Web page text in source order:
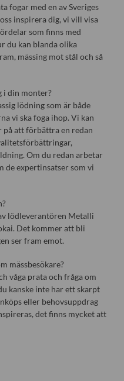
fogar med en av Sveriges
inspirera dig, vi vill visa
som finns med
du kan blanda olika
mässing mot stål och så
i din monter?
lödning som är både
vi ska foga ihop. Vi kan
på att förbättra en redan
Om du redan arbetar
de expertinsatser som vi
lödleverantören Metalli
Det kommer att bli
ser fram emot.
mässbesökare?
våga prata och fråga om
kanske inte har ett skarpt
eller behovsuppdrag
det finns mycket att